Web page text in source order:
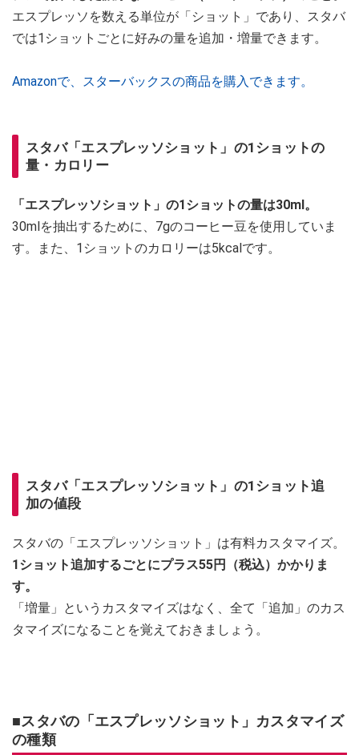
エスプレッソを数える単位が「ショット」であり、スタバ
では1ショットごとに好みの量を追加・増量できます。
Amazonで、スターバックスの商品を購入できます。
スタバ「エスプレッソショット」の1ショットの
量・カロリー
「エスプレッソショット」の1ショットの量は30ml。
30mlを抽出するために、7gのコーヒー豆を使用していま
す。また、1ショットのカロリーは5kcalです。
スタバ「エスプレッソショット」の1ショット追
加の値段
スタバの「エスプレッソショット」は有料カスタマイズ。
1ショット追加するごとにプラス55円（税込）かかりま
す。
「増量」というカスタマイズはなく、全て「追加」のカス
タマイズになることを覚えておきましょう。
■スタバの「エスプレッソショット」カスタマイズ
の種類